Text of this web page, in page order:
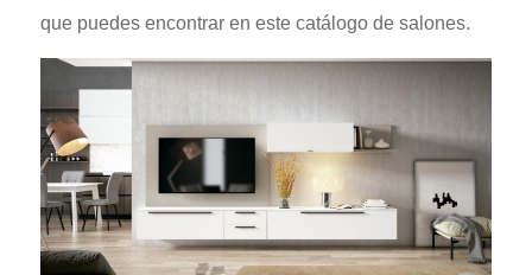
que puedes encontrar en este catálogo de salones.